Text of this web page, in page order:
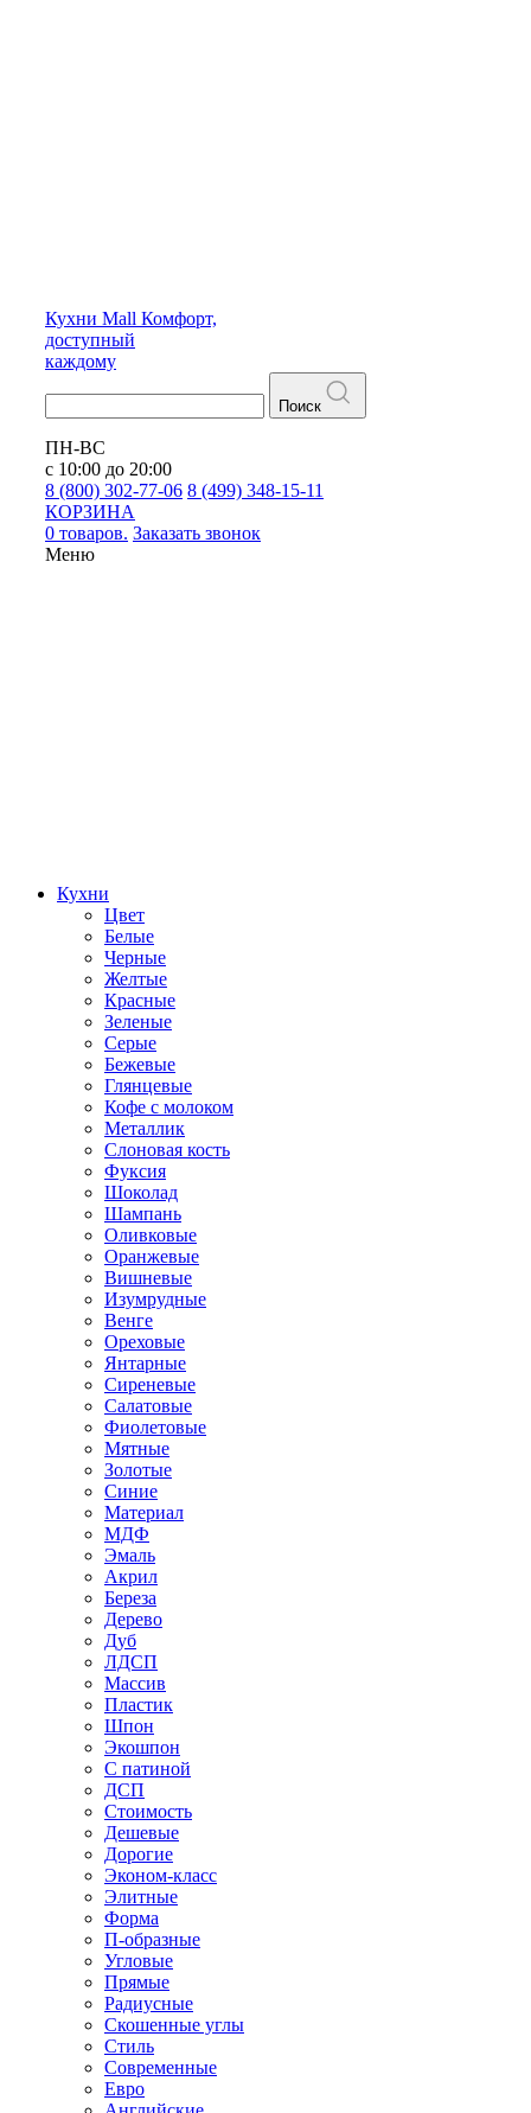
Кухни Mall Комфорт,
доступный
каждому
Поиск
ПН-ВС
с 10:00 до 20:00
8 (800) 302-77-06 8 (499) 348-15-11
КОРЗИНА
0 товаров. Заказать звонок
Меню
Кухни
Цвет
Белые
Черные
Желтые
Красные
Зеленые
Серые
Бежевые
Глянцевые
Кофе с молоком
Металлик
Слоновая кость
Фуксия
Шоколад
Шампань
Оливковые
Оранжевые
Вишневые
Изумрудные
Венге
Ореховые
Янтарные
Сиреневые
Салатовые
Фиолетовые
Мятные
Золотые
Синие
Материал
МДФ
Эмаль
Акрил
Береза
Дерево
Дуб
ЛДСП
Массив
Пластик
Шпон
Экошпон
С патиной
ДСП
Стоимость
Дешевые
Дорогие
Эконом-класс
Элитные
Форма
П-образные
Угловые
Прямые
Радиусные
Скошенные углы
Стиль
Современные
Евро